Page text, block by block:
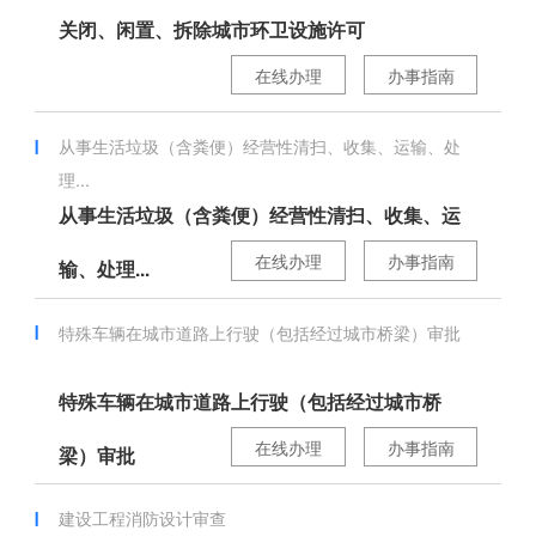
关闭、闲置、拆除城市环卫设施许可
办事指南
在线办理
从事生活垃圾（含粪便）经营性清扫、收集、运输、处
理...
从事生活垃圾（含粪便）经营性清扫、收集、运
输、处理... 办事指南
在线办理
特殊车辆在城市道路上行驶（包括经过城市桥梁）审批
特殊车辆在城市道路上行驶（包括经过城市桥
梁）审批 办事指南
在线办理
建设工程消防设计审查